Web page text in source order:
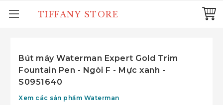
TIFFANY STORE
Bút máy Waterman Expert Gold Trim
Fountain Pen - Ngòi F - Mực xanh -
S0951640
Xem các sản phẩm Waterman